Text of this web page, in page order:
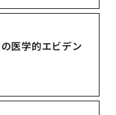
医学的エビデン